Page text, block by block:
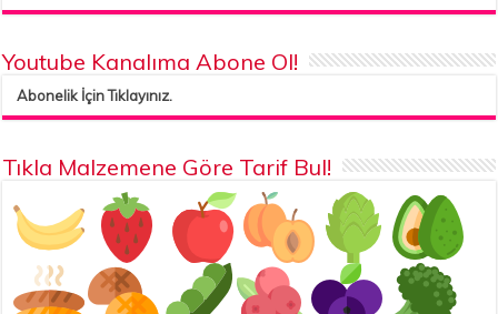
Youtube Kanalıma Abone Ol!
Abonelik İçin Tıklayınız.
Tıkla Malzemene Göre Tarif Bul!